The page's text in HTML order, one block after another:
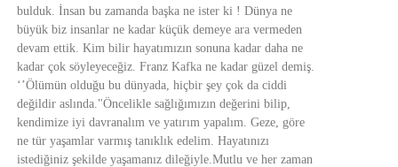
bulduk. İnsan bu zamanda başka ne ister ki ! Dünya ne
büyük biz insanlar ne kadar küçük demeye ara vermeden
devam ettik. Kim bilir hayatımızın sonuna kadar daha ne
kadar çok söyleyeceğiz. Franz Kafka ne kadar güzel demiş.
‘’Ölümün olduğu bu dünyada, hiçbir şey çok da ciddi
değildir aslında."Öncelikle sağlığımızın değerini bilip,
kendimize iyi davranalım ve yatırım yapalım. Geze, göre
ne tür yaşamlar varmış tanıklık edelim. Hayatınızı
istediğiniz şekilde yaşamanız dileğiyle.Mutlu ve her zaman